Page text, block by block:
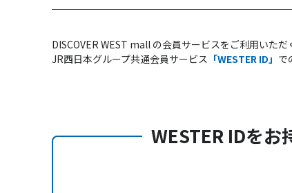
DISCOVER WEST mall の会員サービスをご利用いただ
JR西日本グループ共通会員サービス 「WESTER ID」 で
WESTER IDをお